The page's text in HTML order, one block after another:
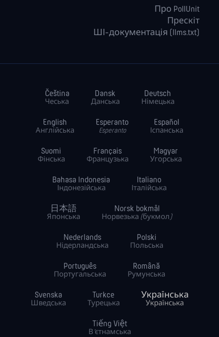
Про PollUnit
Прескіт
ШІ-документація (llms.txt)
Čeština
Чеська
Dansk
Данська
Deutsch
Німецька
English
Англійська
Esperanto
Esperanto
Español
Іспанська
Suomi
Фінська
Français
Французька
Magyar
Угорська
Bahasa Indonesia
Індонезійська
Italiano
Італійська
日本語
Японська
Norsk bokmål
Норвезька (букмол)
Nederlands
Нідерландська
Polski
Польська
Português
Португальська
Română
Румунська
Svenska
Шведська
Turkce
Турецька
Українська
Українська
Tiếng Việt
В’єтнамська